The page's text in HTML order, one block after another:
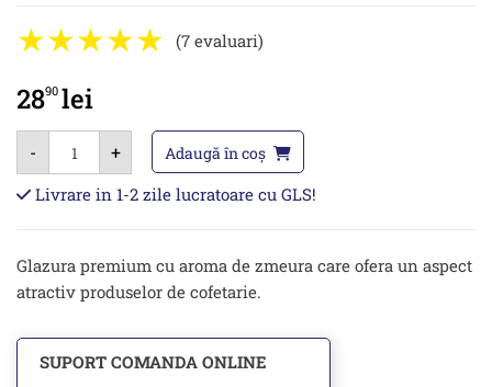
(7 evaluari)
2890 lei
-
Cantitate
Glazura
cu
aroma
de
+ Adaugă în coș
Livrare in 1-2 zile lucratoare cu GLS!
Glazura premium cu aroma de zmeura care ofera un aspect
atractiv produselor de cofetarie.
SUPORT COMANDA ONLINE